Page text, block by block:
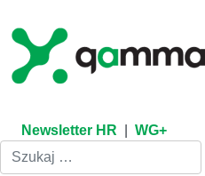
content
Newsletter HR WG+